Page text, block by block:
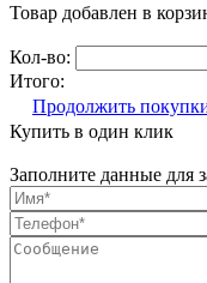
Товар добавлен в
Кол-во:
Итого:
Продолжить
Купить в один клик
Заполните данные для